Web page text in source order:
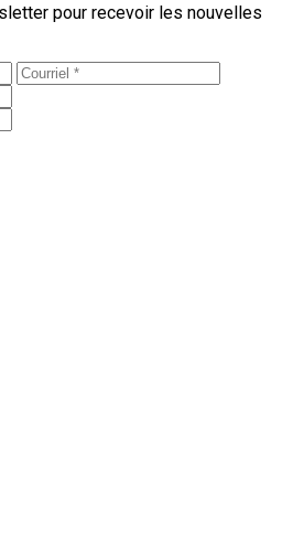
pour recevoir les nouvelles